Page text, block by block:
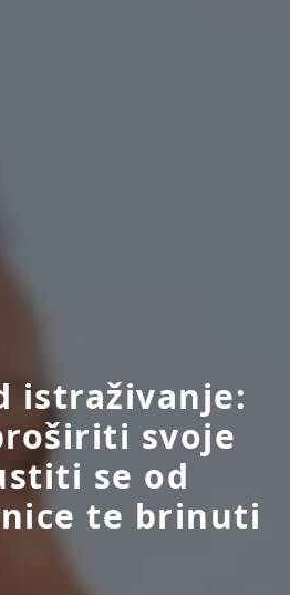
istraživanje:
svoje
se od
te brinuti